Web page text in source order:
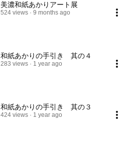
美濃和紙あかりアート展
524 views 9 months ago
和紙あかりの手引き 其の４
283 views 1 year ago
和紙あかりの手引き 其の３
424 views 1 year ago